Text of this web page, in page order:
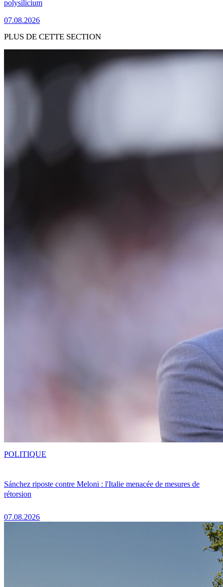
polysilicium
07.08.2026
PLUS DE CETTE SECTION
Sánchez riposte contre Meloni : l'Italie menacée de mesures de
rétorsion
07.08.2026
POLITIQUE